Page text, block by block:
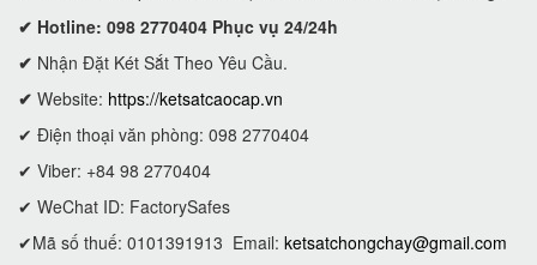
✔ Hotline: 098 2770404 Phục vụ 24/24h
✔ Nhận Đặt Két Sắt Theo Yêu Cầu.
✔ Website: https://ketsatcaocap.vn
✔ Điện thoại văn phòng: 098 2770404
✔ Viber: +84 98 2770404
✔ WeChat ID: FactorySafes
✔Mã số thuế: 0101391913 Email: ketsatchongchay@gmail.com